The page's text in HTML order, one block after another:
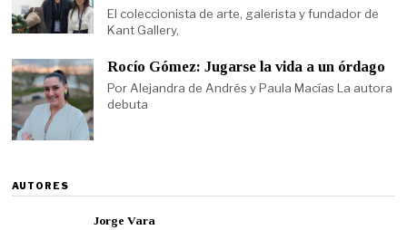
El coleccionista de arte, galerista y fundador de
Kant Gallery,
Rocío Gómez: Jugarse la vida a un órdago
Por Alejandra de Andrés y Paula Macías La autora
debuta
AUTORES
Jorge Vara